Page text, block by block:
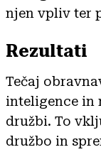
njen vpliv ter
Rezultati
Tečaj
inteligence in
družbi. To
družbo in